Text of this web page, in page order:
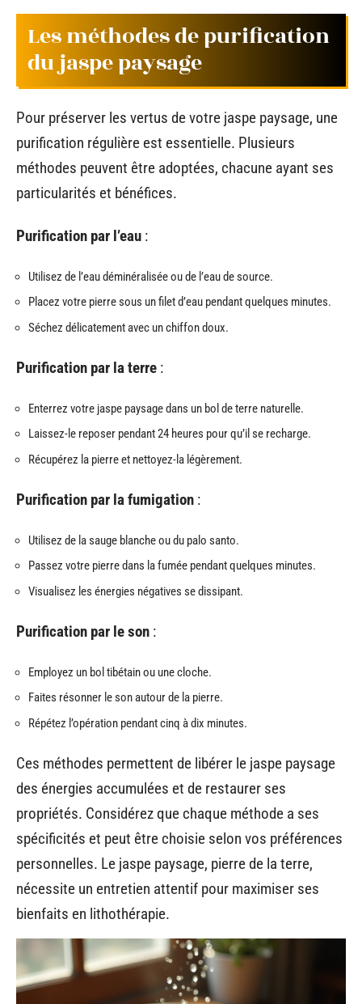
Les méthodes de purification
du jaspe paysage
Pour préserver les vertus de votre jaspe paysage, une
purification régulière est essentielle. Plusieurs
méthodes peuvent être adoptées, chacune ayant ses
particularités et bénéfices.
Purification par l’eau :
Utilisez de l’eau déminéralisée ou de l’eau de source.
Placez votre pierre sous un filet d’eau pendant quelques minutes.
Séchez délicatement avec un chiffon doux.
Purification par la terre :
Enterrez votre jaspe paysage dans un bol de terre naturelle.
Laissez-le reposer pendant 24 heures pour qu’il se recharge.
Récupérez la pierre et nettoyez-la légèrement.
Purification par la fumigation :
Utilisez de la sauge blanche ou du palo santo.
Passez votre pierre dans la fumée pendant quelques minutes.
Visualisez les énergies négatives se dissipant.
Purification par le son :
Employez un bol tibétain ou une cloche.
Faites résonner le son autour de la pierre.
Répétez l’opération pendant cinq à dix minutes.
Ces méthodes permettent de libérer le jaspe paysage
des énergies accumulées et de restaurer ses
propriétés. Considérez que chaque méthode a ses
spécificités et peut être choisie selon vos préférences
personnelles. Le jaspe paysage, pierre de la terre,
nécessite un entretien attentif pour maximiser ses
bienfaits en lithothérapie.